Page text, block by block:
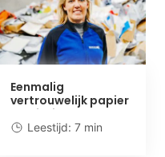
Eenmalig
vertrouwelijk papier
vernietigen voor
particulieren
Leestijd: 7 min